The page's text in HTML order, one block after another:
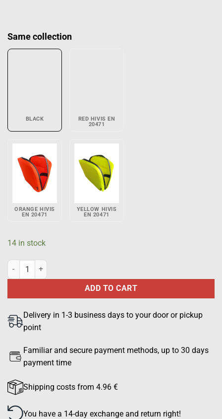
Same collection
BLACK
RED HIVIS EN
20471
ORANGE HIVIS
EN 20471
YELLOW HIVIS
EN 20471
14 in stock
Equipment pouch, 200 mm x 180 mm, horizontal, black quantity
ADD TO CART
Delivery in 1-3 business days to your door or pickup
point
Familiar and secure payment methods, up to 30 days
payment time
Shipping costs from 4.96 €
You have a 14-day exchange and return right!